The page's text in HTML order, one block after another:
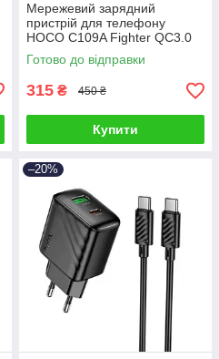
Мережевий зарядний
пристрій для телефону
HOCO C109A Fighter QC3.0
18 Вт Білий
Готово до відправки
315 ₴ 450 ₴
Купити
–20%